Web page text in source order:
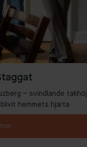
– svindlande
hemmets hjärta